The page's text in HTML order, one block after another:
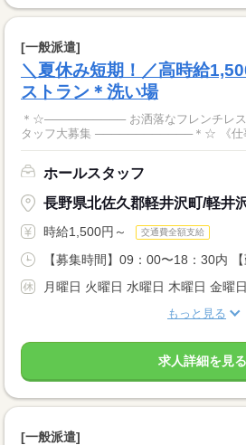
[一般派遣]
＼夏休み短期！／高時給
ストラン＊洗い場
＊☆────────── お洒落なフレンチレ
タッフ
ホールスタッフ
長野県北佐久郡軽井沢町/軽井
時給1,500円～ 交通費全額支給
【募集時間】09：00〜18：30内 【
月曜日 火曜日 水曜日 木曜日 金曜
もっと見る
求人詳細を見る
[一般派遣]